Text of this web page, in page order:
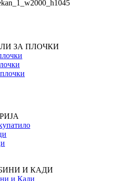
ЗА ПЛОЧКИ
И КАДИ
и Кади